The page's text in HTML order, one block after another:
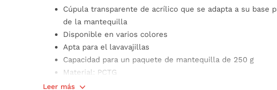
Cúpula transparente de acrílico que se adapta a su base
de la mantequilla
Disponible en varios colores
Apta para el lavavajillas
Capacidad para un paquete de mantequilla de 250 g
Material: PCTG
No apta para el congelador ni microondas
Leer más